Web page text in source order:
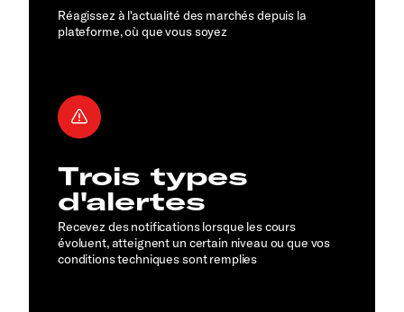
Réagissez à l'actualité des marchés depuis la
plateforme, où que vous soyez
Trois types
d'alertes
Recevez des notifications lorsque les cours
évoluent, atteignent un certain niveau ou que vos
conditions techniques sont remplies